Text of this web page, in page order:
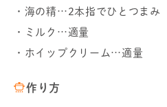
・海の精…2本指でひとつまみ
・ミルク…適量
・ホイップクリーム…適量
作り方